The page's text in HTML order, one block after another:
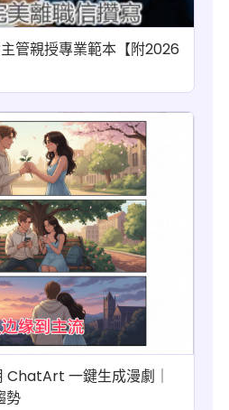
管親授專業範本【附2026
ChatArt 一鍵生成漫劇｜
勢